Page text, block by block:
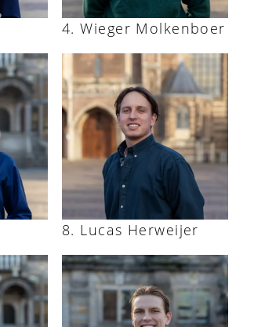
Wieger Molkenboer
Lucas Herweijer